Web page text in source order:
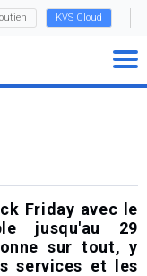
KVS Cloud
Friday avec le
jusqu'au 29
sur tout, y
services et les